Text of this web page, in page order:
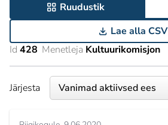
Ruudustik
Lae alla CSV
Id 428 Menetleja Kultuurikomisjon
Järjesta